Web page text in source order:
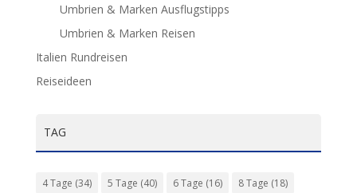
Umbrien & Marken Ausflugstipps
Umbrien & Marken Reisen
Italien Rundreisen
Reiseideen
TAG
4 Tage (34) 5 Tage (40) 6 Tage (16) 8 Tage (18)